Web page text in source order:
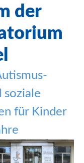
der
soziale
für Kinder